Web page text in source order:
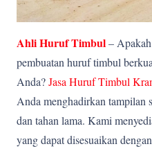
Ahli Huruf Timbul–
pembuatan huruf timbul
Anda?Jasa Huruf Timbul
Anda menghadirkan tampilan
dan tahan lama. Kami
yang dapat disesuaikan